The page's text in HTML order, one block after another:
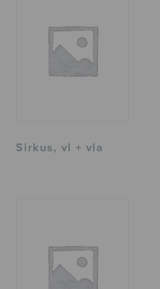
Sirkus, vl + vla